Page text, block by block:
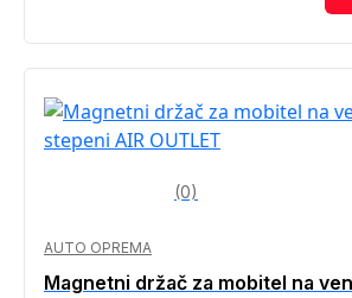
(0)
AUTO OPREMA
Magnetni držač za mobitel na